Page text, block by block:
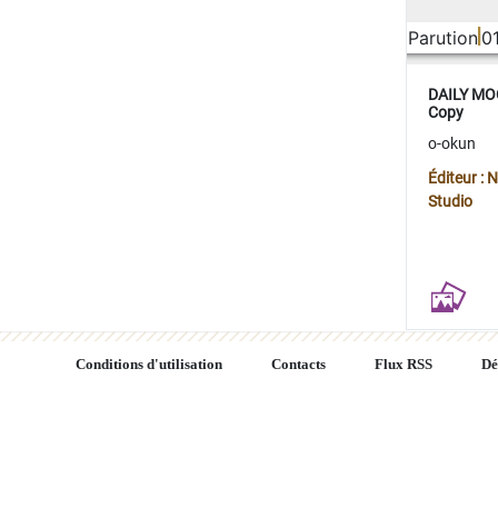
Parution
DAILY
Copy
o-okun
Éditeur :
Studio
Conditions d'utilisation Contacts Flux RSS